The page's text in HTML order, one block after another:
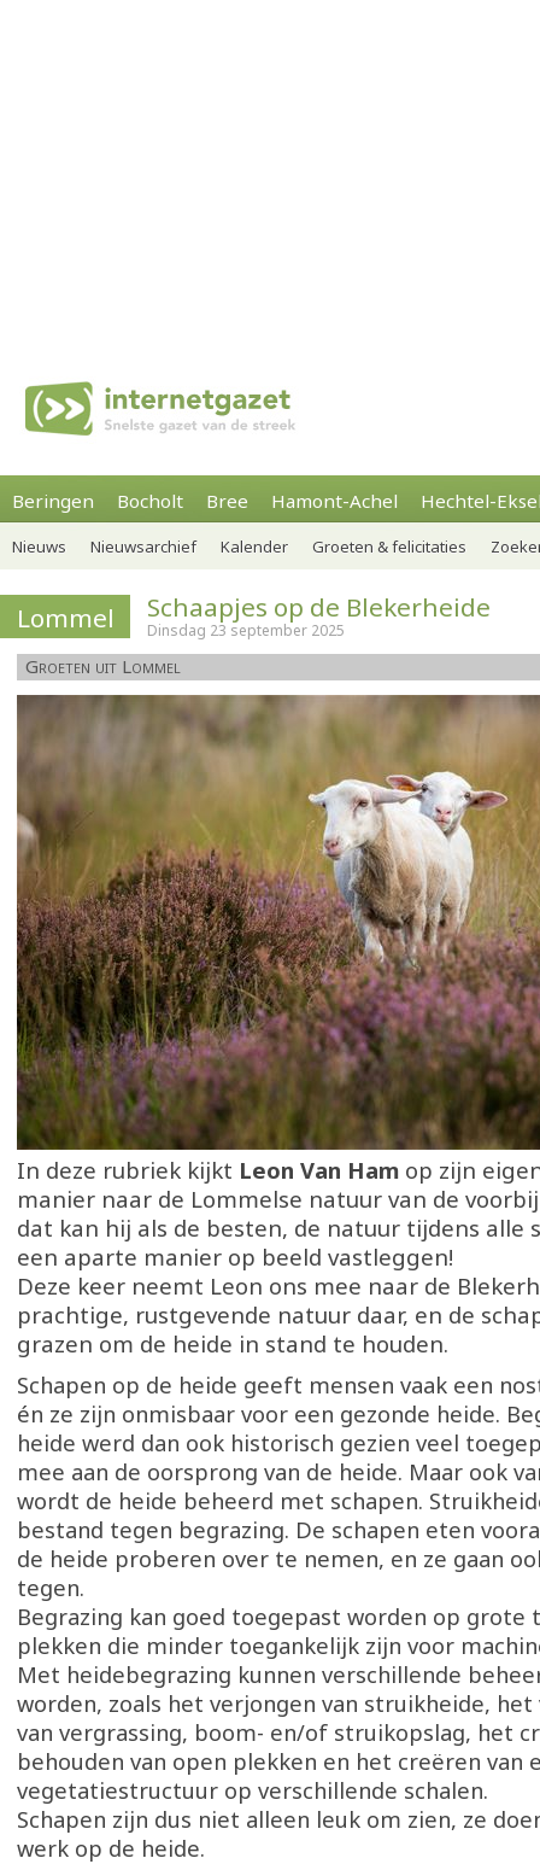
Beringen Bocholt Bree Hamont-Achel Hechtel-
Nieuws Nieuwsarchief Kalender Groeten & felicitaties
Lommel Schaapjes op de Blekerheide
Dinsdag 23 september 2025
Groeten uit Lommel
In deze rubriek kijkt Leon Van Ham op zijn
manier naar de Lommelse natuur van de
dat kan hij als de besten, de natuur tijdens alle
een aparte manier op beeld vastleggen!
Deze keer neemt Leon ons mee naar de
prachtige, rustgevende natuur daar, en de
grazen om de heide in stand te houden.
Schapen op de heide geeft mensen vaak een
én ze zijn onmisbaar voor een gezonde heide.
heide werd dan ook historisch gezien veel
mee aan de oorsprong van de heide. Maar ook
wordt de heide beheerd met schapen.
bestand tegen begrazing. De schapen eten
de heide proberen over te nemen, en ze gaan
tegen.
Begrazing kan goed toegepast worden op grote
plekken die minder toegankelijk zijn voor
Met heidebegrazing kunnen verschillende
worden, zoals het verjongen van struikheide,
van vergrassing, boom- en/of struikopslag, het
behouden van open plekken en het creëren van
vegetatiestructuur op verschillende schalen.
Schapen zijn dus niet alleen leuk om zien, ze
werk op de heide.